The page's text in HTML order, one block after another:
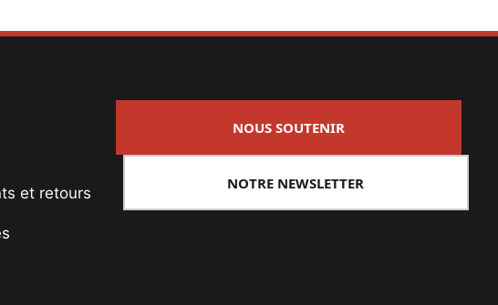
et retours
NOUS SOUTENIR
NOTRE NEWSLETTER